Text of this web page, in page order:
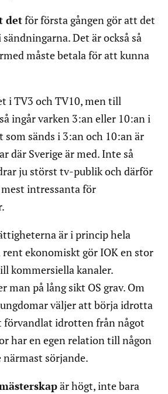
detför första gången gör att det
Det är också så
måste betala för att kunna
i TV3 och TV10, men till
ingår varken 3:an eller 10:an i
sänds i 3:an och 10:an är
där Sverige är med. Inte så
ju störst tv-publik och därför
intressanta för
är i princip hela
rent ekonomiskt gör IOK en stor
kommersiella kanaler.
man på lång sikt OS grav. Om
väljer att börja idrotta
förvandlat idrotten från något
har en egen relation till någon
närmast sörjande.
är högt, inte bara